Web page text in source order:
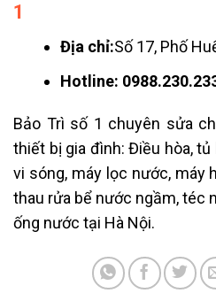
1
Địa chỉ:Số 17, Phố
Hotline:
Bảo Trì số 1 chuyên sửa
thiết bị gia đình: Điều hòa, tủ
vi sóng, máy lọc nước, máy
thau rửa bể nước ngầm, téc
ống nước tại Hà Nội.